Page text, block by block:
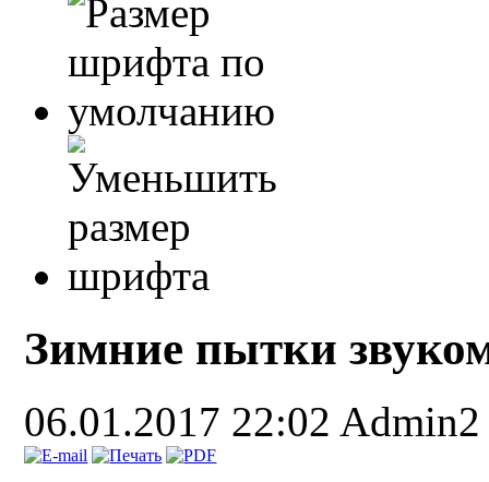
Зимние пытки
06.01.2017 22:02 Admin2